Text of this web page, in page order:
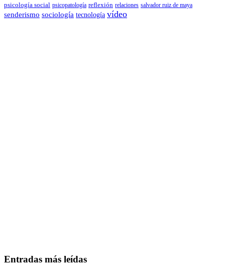
psicología social psicopatología reflexión relaciones salvador ruiz de maya
senderismo sociología tecnología vídeo
Entradas más leídas